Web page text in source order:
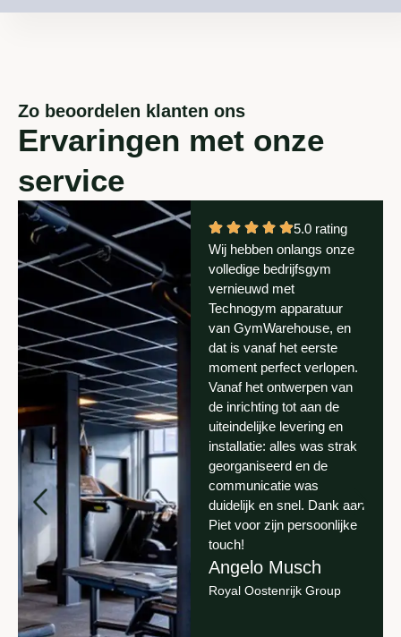
Zo beoordelen klanten ons
Ervaringen met onze
service
5.0 rating
Wij hebben onlangs onze
volledige bedrijfsgym
vernieuwd met
Technogym apparatuur
van GymWarehouse, en
dat is vanaf het eerste
moment perfect verlopen.
Vanaf het ontwerpen van
de inrichting tot aan de
uiteindelijke levering en
installatie: alles was strak
georganiseerd en de
communicatie was
duidelijk en snel. Dank aan
Piet voor zijn persoonlijke
touch!
Angelo Musch
Royal Oostenrijk Group